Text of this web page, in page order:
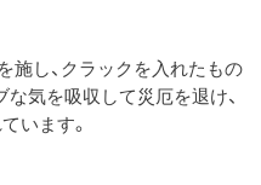
施し、クラックを入れたもの
気を吸収して災厄を退け、
います。